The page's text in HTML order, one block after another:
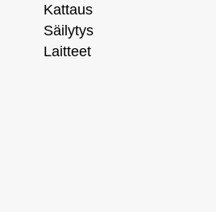
Kattaus
Säilytys
Laitteet